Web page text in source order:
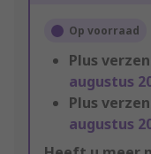
Op voorraad
Plus
augustus
Plus
augustus